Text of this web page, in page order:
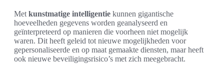
Met kunstmatige intelligentie kunnen gigantische
hoeveelheden gegevens worden geanalyseerd en
geïnterpreteerd op manieren die voorheen niet mogelijk
waren. Dit heeft geleid tot nieuwe mogelijkheden voor
gepersonaliseerde en op maat gemaakte diensten, maar heeft
ook nieuwe beveiligingsrisico’s met zich meegebracht.